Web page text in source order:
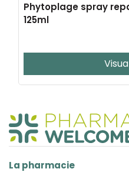
Phytoplage spray
125ml
La pharmacie